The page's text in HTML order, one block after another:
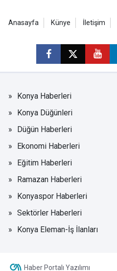
Anasayfa Künye İletişim
Konya Haberleri
Konya Düğünleri
Düğün Haberleri
Ekonomi Haberleri
Eğitim Haberleri
Ramazan Haberleri
Konyaspor Haberleri
Sektörler Haberleri
Konya Eleman-İş İlanları
Haber Portalı Yazılımı